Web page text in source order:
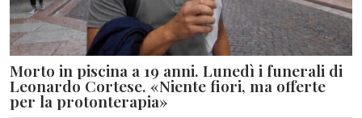
Morto in piscina a 19 anni. Lunedì i funerali di
Leonardo Cortese. «Niente fiori, ma offerte
per la protonterapia»